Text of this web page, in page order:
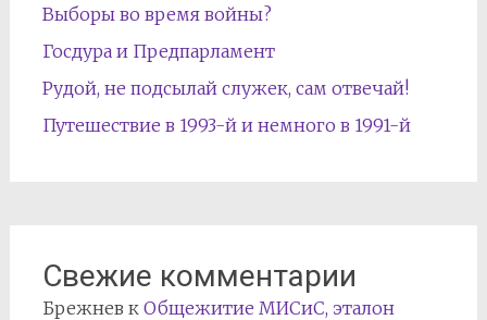
Выборы во время войны?
Госдура и Предпарламент
Рудой, не подсылай служек, сам отвечай!
Путешествие в 1993-й и немного в 1991-й
Свежие комментарии
Брежнев к Общежитие МИСиС, эталон